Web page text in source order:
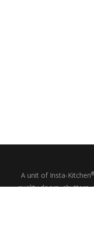
A unit of Insta-Kitchen
quality doors, shutters,